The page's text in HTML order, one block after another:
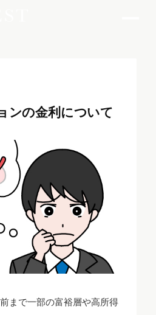
ンの金利について
まで一部の富裕層や高所得